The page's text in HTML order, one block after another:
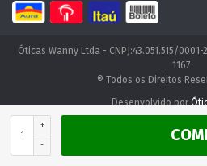
+
-
Óticas Wanny Ltda - CNPJ:43.051.515/
1167
® Todos os Direitos
Desenvolvido por